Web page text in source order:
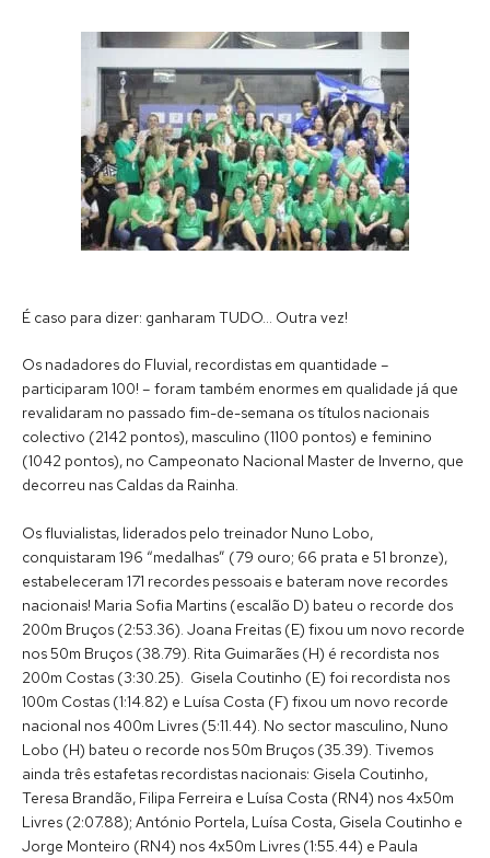
É caso para dizer: ganharam TUDO… Outra vez!
Os nadadores do Fluvial, recordistas em quantidade –
participaram 100! – foram também enormes em qualidade já que
revalidaram no passado fim-de-semana os títulos nacionais
colectivo (2142 pontos), masculino (1100 pontos) e feminino
(1042 pontos), no Campeonato Nacional Master de Inverno, que
decorreu nas Caldas da Rainha.
Os fluvialistas, liderados pelo treinador Nuno Lobo,
conquistaram 196 “medalhas” (79 ouro; 66 prata e 51 bronze),
estabeleceram 171 recordes pessoais e bateram nove recordes
nacionais! Maria Sofia Martins (escalão D) bateu o recorde dos
200m Bruços (2:53.36). Joana Freitas (E) fixou um novo recorde
nos 50m Bruços (38.79). Rita Guimarães (H) é recordista nos
200m Costas (3:30.25). Gisela Coutinho (E) foi recordista nos
100m Costas (1:14.82) e Luísa Costa (F) fixou um novo recorde
nacional nos 400m Livres (5:11.44). No sector masculino, Nuno
Lobo (H) bateu o recorde nos 50m Bruços (35.39). Tivemos
ainda três estafetas recordistas nacionais: Gisela Coutinho,
Teresa Brandão, Filipa Ferreira e Luísa Costa (RN4) nos 4x50m
Livres (2:07.88); António Portela, Luísa Costa, Gisela Coutinho e
Jorge Monteiro (RN4) nos 4x50m Livres (1:55.44) e Paula